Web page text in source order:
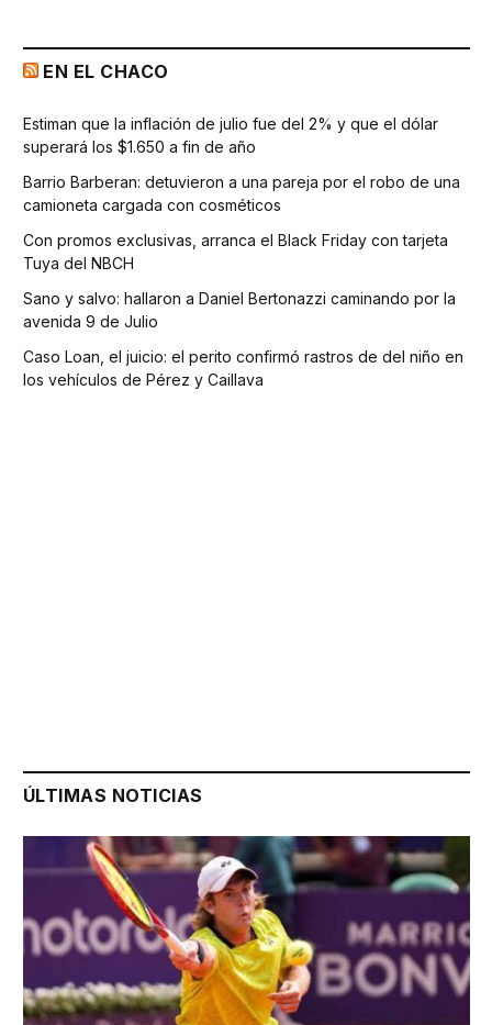
EN EL CHACO
Estiman que la inflación de julio fue del 2% y que el dólar
superará los $1.650 a fin de año
Barrio Barberan: detuvieron a una pareja por el robo de una
camioneta cargada con cosméticos
Con promos exclusivas, arranca el Black Friday con tarjeta
Tuya del NBCH
Sano y salvo: hallaron a Daniel Bertonazzi caminando por la
avenida 9 de Julio
Caso Loan, el juicio: el perito confirmó rastros de del niño en
los vehículos de Pérez y Caillava
ÚLTIMAS NOTICIAS